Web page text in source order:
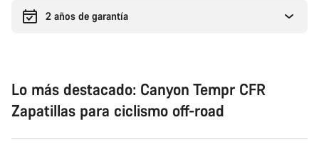
2 años de garantía
Lo más destacado: Canyon Tempr CFR
Zapatillas para ciclismo off-road